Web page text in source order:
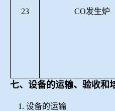
23 CO发生炉
七、设备的运输、验收和
1. 设备的运输